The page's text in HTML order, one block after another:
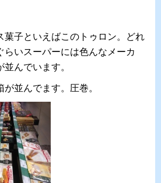
菓子といえばこのトゥロン。どれ
らいスーパーには色んなメーカ
んでいます。
並んでます。圧巻。